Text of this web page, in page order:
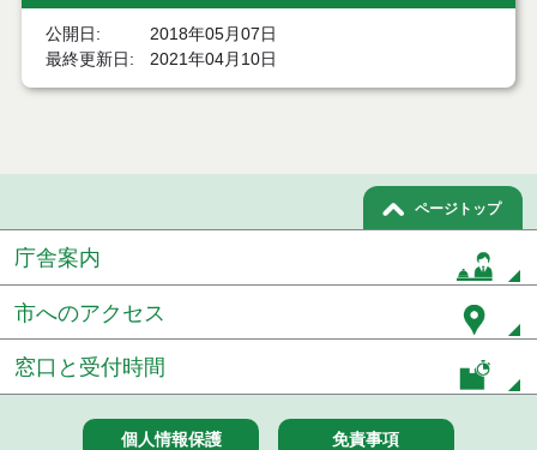
第６回能代カップ
第５回能代カップ
第１回能代カップ
公開日
2018年05月07日
最終更新日
2021年04月10日
ページトップ
庁舎案内
市へのアクセス
窓口と受付時間
個人情報保護 免責事項